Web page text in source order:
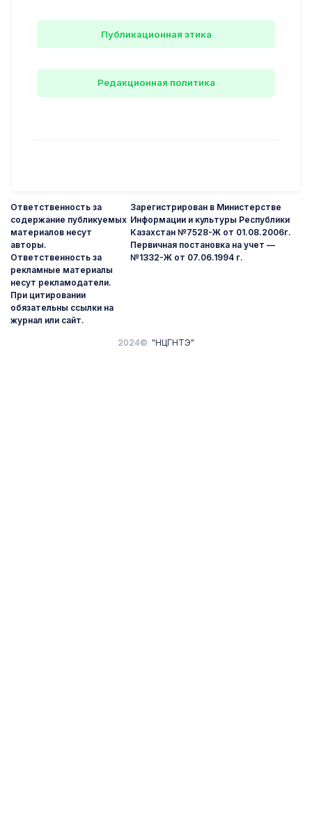
Публикационная этика
Редакционная политика
2024© "НЦГНТЭ"
Ответственность за
содержание публикуемых
материалов несут
авторы.
Ответственность за
рекламные материалы
несут рекламодатели.
При цитировании
обязательны ссылки на
журнал или сайт.
Зарегистрирован в Министерстве
Информации и культуры Республики
Казахстан №7528-Ж от 01.08.2006г.
Первичная постановка на учет —
№1332-Ж от 07.06.1994 г.